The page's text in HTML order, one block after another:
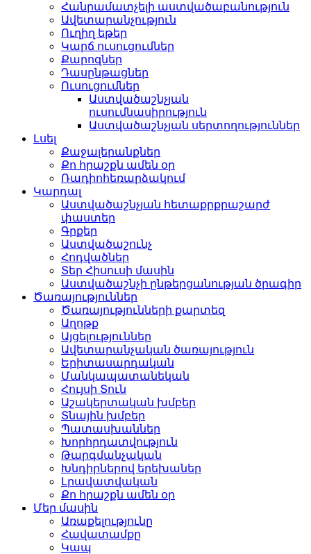
Հանրամատչելի աստվածաբանություն
Ավետարանչություն
Ուղիղ եթեր
Կարճ ուսուցումներ
Քարոզներ
Դասընթացներ
Ուսուցումներ
Աստվածաշնչյան
ուսումնասիրություն
Աստվածաշնչյան սերտողություններ
Լսել
Քաջալերանքներ
Քո հրաշքն ամեն օր
Ռադիոհեռարձակում
Կարդալ
Աստվածաշնչյան հետաքրքրաշարժ
փաստեր
Գրքեր
Աստվածաշունչ
Հոդվածներ
Տեր Հիսուսի մասին
Աստվածաշնչի ընթերցանության ծրագիր
Ծառայություններ
Ծառայությունների քարտեզ
Աղոթք
Այցելություններ
Ավետարանչական ծառայություն
Երիտասարդական
Մանկապատանեկան
Հույսի Տուն
Աշակերտական խմբեր
Տնային խմբեր
Պատասխաններ
Խորհրդատվություն
Թարգմանչական
Խնդիրներով երեխաներ
Լրավատվական
Քո հրաշքն ամեն օր
Մեր մասին
Առաքելությունը
Հավատամքը
Կապ